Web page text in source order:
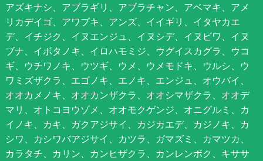
アズキナシ、アブラギリ、アブラチャン、アベマキ、アメ
リカデイゴ、アワブキ、アンズ、イイギリ、イタヤカエ
デ、イチジク、イヌエンジュ、イヌシデ、イヌビワ、イヌ
ブナ、イボタノキ、イロハモミジ、ウグイスカグラ、ウコ
ギ、ウチワノキ、ウツギ、ウメ、ウメモドキ、ウルシ、ウ
ワミズザクラ、エゴノキ、エノキ、エンジュ、オウバイ、
オオカメノキ、オオカンザクラ、オオシマザクラ、オオデ
マリ、オトコヨウゾメ、オオモクゲンジ、オニグルミ、カ
イノキ、カキ、ガクアジサイ、カジカエデ、カジノキ、カ
シワ、カシワバアジサイ、カツラ、ガマズミ、カマツカ、
カラタチ、カリン、カンヒザクラ、カンレンボク、キササ